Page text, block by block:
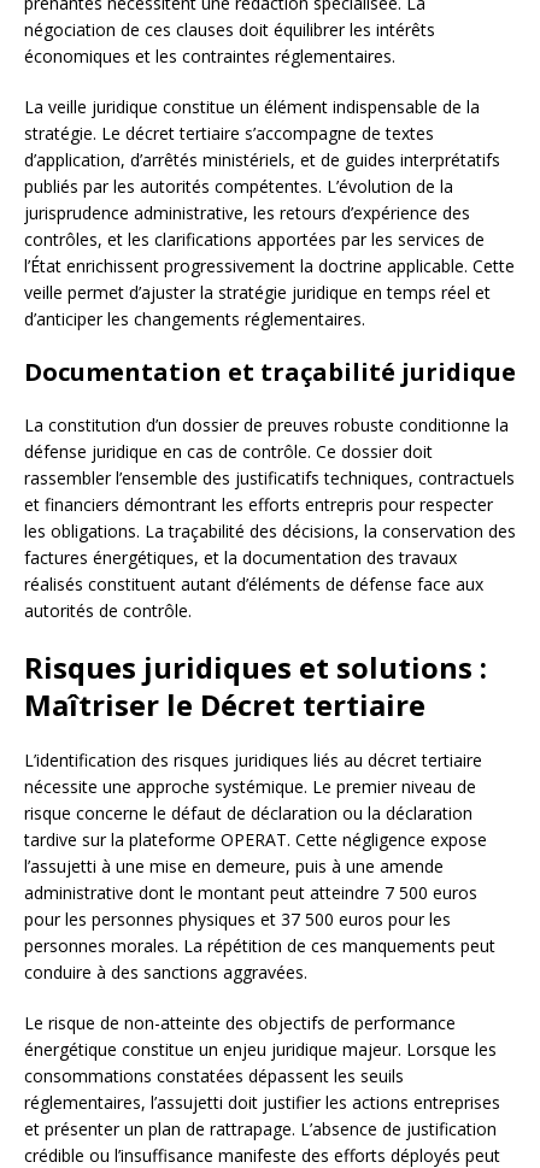
négociation de ces clauses doit équilibrer les intérêts
économiques et les contraintes réglementaires.
La veille juridique constitue un élément indispensable de la
stratégie. Le décret tertiaire s’accompagne de textes
d’application, d’arrêtés ministériels, et de guides interprétatifs
publiés par les autorités compétentes. L’évolution de la
jurisprudence administrative, les retours d’expérience des
contrôles, et les clarifications apportées par les services de
l’État enrichissent progressivement la doctrine applicable. Cette
veille permet d’ajuster la stratégie juridique en temps réel et
d’anticiper les changements réglementaires.
Documentation et traçabilité juridique
La constitution d’un dossier de preuves robuste conditionne la
défense juridique en cas de contrôle. Ce dossier doit
rassembler l’ensemble des justificatifs techniques, contractuels
et financiers démontrant les efforts entrepris pour respecter
les obligations. La traçabilité des décisions, la conservation des
factures énergétiques, et la documentation des travaux
réalisés constituent autant d’éléments de défense face aux
autorités de contrôle.
Risques juridiques et solutions :
Maîtriser le Décret tertiaire
L’identification des risques juridiques liés au décret tertiaire
nécessite une approche systémique. Le premier niveau de
risque concerne le défaut de déclaration ou la déclaration
tardive sur la plateforme OPERAT. Cette négligence expose
l’assujetti à une mise en demeure, puis à une amende
administrative dont le montant peut atteindre 7 500 euros
pour les personnes physiques et 37 500 euros pour les
personnes morales. La répétition de ces manquements peut
conduire à des sanctions aggravées.
Le risque de non-atteinte des objectifs de performance
énergétique constitue un enjeu juridique majeur. Lorsque les
consommations constatées dépassent les seuils
réglementaires, l’assujetti doit justifier les actions entreprises
et présenter un plan de rattrapage. L’absence de justification
crédible ou l’insuffisance manifeste des efforts déployés peut